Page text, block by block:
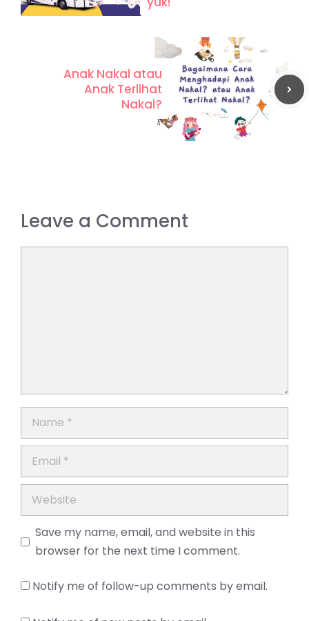
Anak Nakal atau
Anak Terlihat
Nakal?
Leave a Comment
Name
Email
Website
Save my name, email, and website in this
browser for the next time I comment.
Notify me of follow-up comments by email.